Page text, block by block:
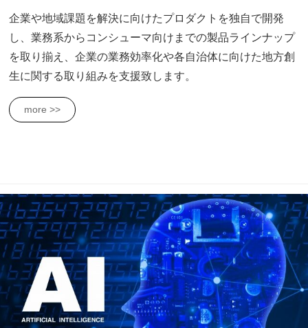
企業や地域課題を解決に向けたプロダクトを独自で開発
し、業務系からコンシューマ向けまでの製品ラインナップ
を取り揃え、企業の業務効率化や各自治体に向けた地方創
生に関する取り組みを支援致します。
more >>